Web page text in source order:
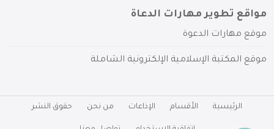
مواقع تطوير مهارات الدعاة
موقع مهارات الدعوة
موقع المكتبة الإسلامية الإلكترونية الشاملة
الرئيسية الأقسام الإذاعات من نحن حقوق النشر